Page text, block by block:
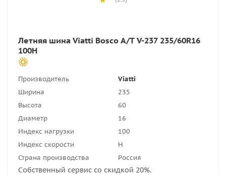
Летняя шина Viatti Bosco A/T V-237 235/60R16
100H
Производитель
Viatti
Ширина
235
Высота
60
Диаметр
16
Индекс нагрузки
100
Индекс скорости
H
Страна производства
Россия
Собственный сервис со скидкой 20%.